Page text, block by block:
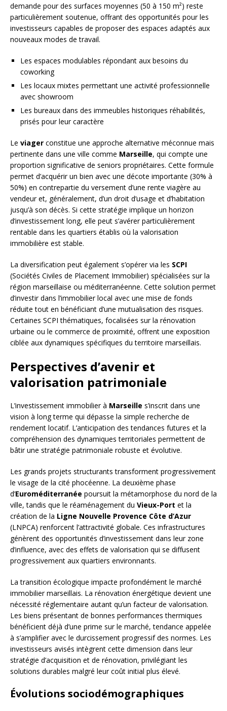
demande pour des surfaces moyennes (50 à 150 m²) reste
particulièrement soutenue, offrant des opportunités pour les
investisseurs capables de proposer des espaces adaptés aux
nouveaux modes de travail.
Les espaces modulables répondant aux besoins du
coworking
Les locaux mixtes permettant une activité professionnelle
avec showroom
Les bureaux dans des immeubles historiques réhabilités,
prisés pour leur caractère
Le viager constitue une approche alternative méconnue mais
pertinente dans une ville comme Marseille, qui compte une
proportion significative de seniors propriétaires. Cette formule
permet d’acquérir un bien avec une décote importante (30% à
50%) en contrepartie du versement d’une rente viagère au
vendeur et, généralement, d’un droit d’usage et d’habitation
jusqu’à son décès. Si cette stratégie implique un horizon
d’investissement long, elle peut s’avérer particulièrement
rentable dans les quartiers établis où la valorisation
immobilière est stable.
La diversification peut également s’opérer via les SCPI
(Sociétés Civiles de Placement Immobilier) spécialisées sur la
région marseillaise ou méditerranéenne. Cette solution permet
d’investir dans l’immobilier local avec une mise de fonds
réduite tout en bénéficiant d’une mutualisation des risques.
Certaines SCPI thématiques, focalisées sur la rénovation
urbaine ou le commerce de proximité, offrent une exposition
ciblée aux dynamiques spécifiques du territoire marseillais.
Perspectives d’avenir et
valorisation patrimoniale
L’investissement immobilier à Marseille s’inscrit dans une
vision à long terme qui dépasse la simple recherche de
rendement locatif. L’anticipation des tendances futures et la
compréhension des dynamiques territoriales permettent de
bâtir une stratégie patrimoniale robuste et évolutive.
Les grands projets structurants transforment progressivement
le visage de la cité phocéenne. La deuxième phase
d’Euroméditerranée poursuit la métamorphose du nord de la
ville, tandis que le réaménagement du Vieux-Port et la
création de la Ligne Nouvelle Provence Côte d’Azur
(LNPCA) renforcent l’attractivité globale. Ces infrastructures
génèrent des opportunités d’investissement dans leur zone
d’influence, avec des effets de valorisation qui se diffusent
progressivement aux quartiers environnants.
La transition écologique impacte profondément le marché
immobilier marseillais. La rénovation énergétique devient une
nécessité réglementaire autant qu’un facteur de valorisation.
Les biens présentant de bonnes performances thermiques
bénéficient déjà d’une prime sur le marché, tendance appelée
à s’amplifier avec le durcissement progressif des normes. Les
investisseurs avisés intègrent cette dimension dans leur
stratégie d’acquisition et de rénovation, privilégiant les
solutions durables malgré leur coût initial plus élevé.
Évolutions sociodémographiques